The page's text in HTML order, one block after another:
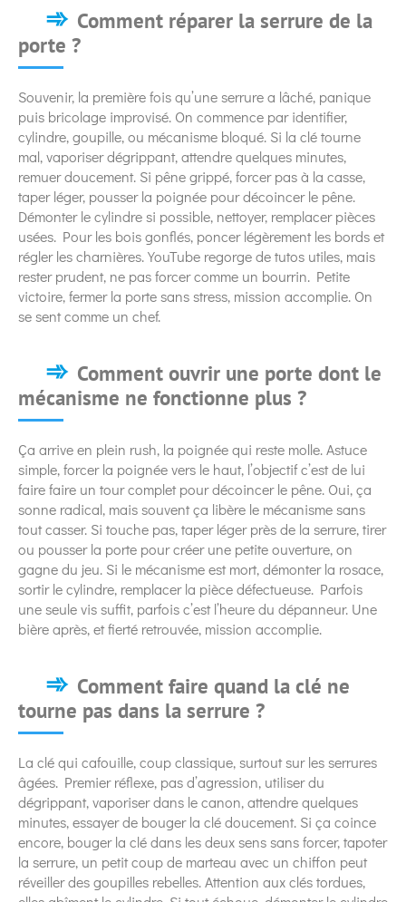
Comment réparer la serrure de la
porte ?
Souvenir, la première fois qu’une serrure a lâché, panique
puis bricolage improvisé. On commence par identifier,
cylindre, goupille, ou mécanisme bloqué. Si la clé tourne
mal, vaporiser dégrippant, attendre quelques minutes,
remuer doucement. Si pêne grippé, forcer pas à la casse,
taper léger, pousser la poignée pour décoincer le pêne.
Démonter le cylindre si possible, nettoyer, remplacer pièces
usées. Pour les bois gonflés, poncer légèrement les bords et
régler les charnières. YouTube regorge de tutos utiles, mais
rester prudent, ne pas forcer comme un bourrin. Petite
victoire, fermer la porte sans stress, mission accomplie. On
se sent comme un chef.
Comment ouvrir une porte dont le
mécanisme ne fonctionne plus ?
Ça arrive en plein rush, la poignée qui reste molle. Astuce
simple, forcer la poignée vers le haut, l’objectif c’est de lui
faire faire un tour complet pour décoincer le pêne. Oui, ça
sonne radical, mais souvent ça libère le mécanisme sans
tout casser. Si touche pas, taper léger près de la serrure, tirer
ou pousser la porte pour créer une petite ouverture, on
gagne du jeu. Si le mécanisme est mort, démonter la rosace,
sortir le cylindre, remplacer la pièce défectueuse. Parfois
une seule vis suffit, parfois c’est l’heure du dépanneur. Une
bière après, et fierté retrouvée, mission accomplie.
Comment faire quand la clé ne
tourne pas dans la serrure ?
La clé qui cafouille, coup classique, surtout sur les serrures
âgées. Premier réflexe, pas d’agression, utiliser du
dégrippant, vaporiser dans le canon, attendre quelques
minutes, essayer de bouger la clé doucement. Si ça coince
encore, bouger la clé dans les deux sens sans forcer, tapoter
la serrure, un petit coup de marteau avec un chiffon peut
réveiller des goupilles rebelles. Attention aux clés tordues,